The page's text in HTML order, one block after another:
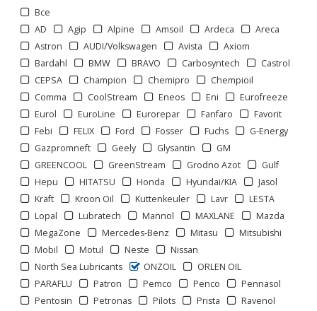
Все
AD
Agip Alpine Amsoil Ardeca
Areca
Astron
AUDI/Volkswagen Avista
Axiom
Bardahl
BMW BRAVO Carbosyntech
Castrol
CEPSA
Champion Chemipro
Chempioil
Comma
CoolStream Eneos Eni
Eurofreeze
Eurol
EuroLine Eurorepar Fanfaro
Favorit
Febi
FELIX Ford Fosser Fuchs
G-Energy
Gazpromneft
Geely Glysantin
GM
GREENCOOL
GreenStream Grodno Azot
Gulf
Hepu
HITATSU Honda Hyundai/KIA
Jasol
Kraft
Kroon Oil Kuttenkeuler Lavr
LESTA
Lopal
Lubratech Mannol MAXLANE
Mazda
MegaZone
Mercedes-Benz Mitasu
Mitsubishi
Mobil
Motul Neste
Nissan
North Sea Lubricants
ONZOIL
ORLEN OIL
PARAFLU
Patron Pemco Penco
Pennasol
Pentosin
Petronas Pilots Prista
Ravenol
1 2 >